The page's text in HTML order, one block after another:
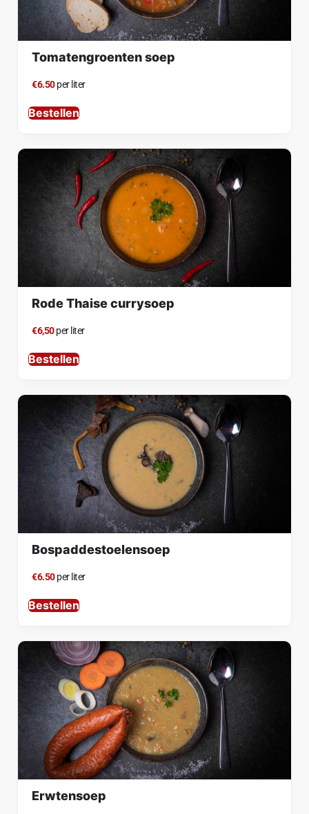
Tomatengroenten soep
€6.50per liter
Bestellen
Rode Thaise currysoep
€6,50per liter
Bestellen
Bospaddestoelensoep
€6.50per liter
Bestellen
Erwtensoep